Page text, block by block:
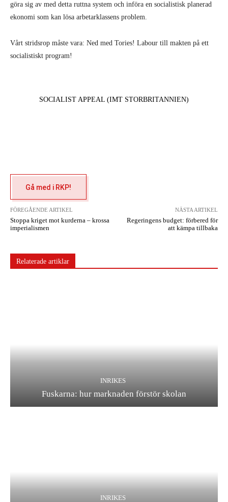
göra sig av med detta ruttna system och införa en soci­alistisk planerad
ekonomi som kan lösa arbetarklassens problem.
Vårt stridsrop måste vara: Ned med Tories! Labour till makten på ett
socialistiskt program!
SOCIALIST APPEAL (IMT STORBRITANNIEN)
Gå med i RKP!
FÖREGÅENDE ARTIKEL
Stoppa kriget mot kurderna – krossa
imperialismen
NÄSTA ARTIKEL
Regeringens budget: förbered för
att kämpa tillbaka
Relaterade artiklar
INRIKES
Fuskarna: hur marknaden förstör skolan
INRIKES